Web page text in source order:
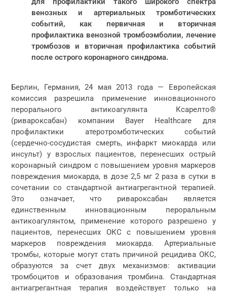
венозных и артериальных тромботических
событий, как первичная и вторичная
профилактика венозной тромбоэмболии, лечение
тромбозов и вторичная профилактика событий
после острого коронарного синдрома.
Берлин, Германия, 24 мая 2013 года — Европейская
комиссия разрешила применение инновационного
перорального антикоагулянта Ксарелто®
(ривароксабан) компании Bayer Healthcare для
профилактики атеротромботических событий
(сердечно-сосудистая смерть, инфаркт миокарда или
инсульт) у взрослых пациентов, перенесших острый
коронарный синдром с повышением уровня маркеров
повреждения миокарда, в дозе 2,5 мг 2 раза в сутки в
сочетании со стандартной антиагрегантной терапией.
Это означает, что ривароксабан является
единственным инновационным пероральным
антикоагулянтом, применение которого разрешено у
пациентов, перенесших ОКС с повышением уровня
маркеров повреждения миокарда. Артериальные
тромбы, которые могут стать причиной рецидива ОКС,
образуются за счет двух механизмов: активации
тромбоцитов и образования тромбина. Стандартная
антиагрегантная терапия воздействует только на